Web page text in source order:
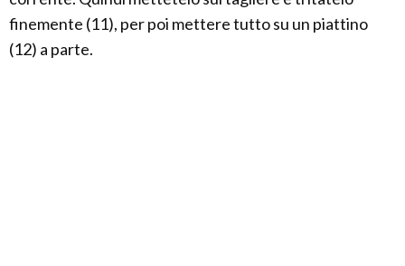
finemente (11), per poi mettere tutto su un piattino
(12) a parte.